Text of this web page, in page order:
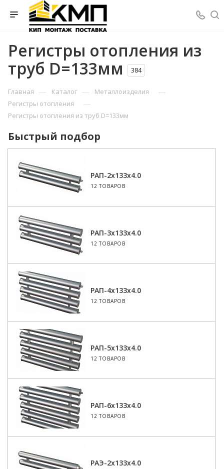
Регистры отопления из
труб D=133мм
384
Главная — Каталог — Металлоизделия —
Регистры отопления —
Регистры отопления из труб D=133мм
Быстрый подбор
РАП-2x133x4.0
12 ТОВАРОВ
РАП-3x133x4.0
12 ТОВАРОВ
РАП-4x133x4.0
12 ТОВАРОВ
РАП-5x133x4.0
12 ТОВАРОВ
РАП-6x133x4.0
12 ТОВАРОВ
РАЭ-2x133x4.0